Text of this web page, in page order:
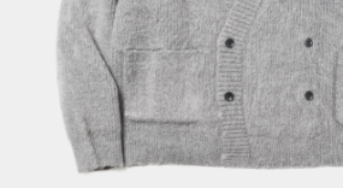
ABOUT
FACEBOOK
INSTAGRAM